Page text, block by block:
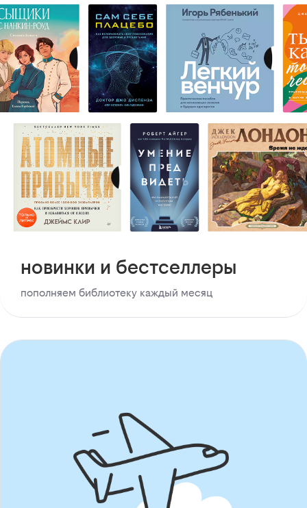
новинки и бестселлеры
пополняем библиотеку каждый месяц